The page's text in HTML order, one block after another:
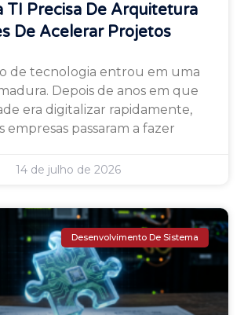
TI Precisa De Arquitetura
De Acelerar Projetos
de tecnologia entrou em uma
Depois de anos em que
era digitalizar rapidamente,
empresas passaram a fazer
14 de julho de 2026
Desenvolvimento De Sistema